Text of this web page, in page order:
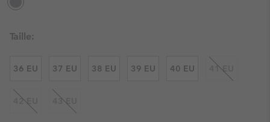
Taille:
36 EU 37 EU 38 EU 39 EU 40 EU 41 EU
42 EU 43 EU